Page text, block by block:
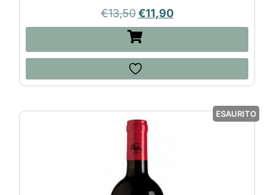
€13,50 €11,90
ESAURITO